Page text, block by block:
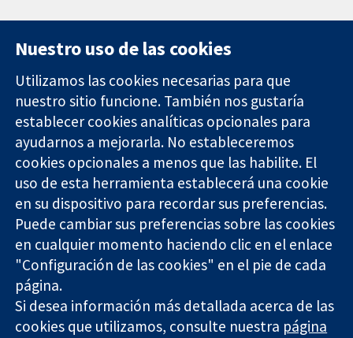
Evidencia fiable.
Decisiones
informadas.
Mejor salud.
11-13 Cavendish
Square
Londres
W1G 0AN
Reino Unido
Contacto
Noticias
Prensa
Sobre
nosotros
Empleo
Cochrane
Library
The Cochrane Collaboration is a charity (no. 1045921) and a
company limited by guarantee (no. 03044323) registered in
England & Wales. VAT registration number GB 718 2127 49.
Nuestro uso de las cookies
Utilizamos las cookies necesarias para que
nuestro sitio funcione. También nos gustaría
establecer cookies analíticas opcionales para
ayudarnos a mejorarla. No estableceremos
cookies opcionales a menos que las habilite. El
uso de esta herramienta establecerá una cookie
en su dispositivo para recordar sus preferencias.
Puede cambiar sus preferencias sobre las cookies
en cualquier momento haciendo clic en el enlace
"Configuración de las cookies" en el pie de cada
página.
Si desea información más detallada acerca de las
cookies que utilizamos, consulte nuestra página